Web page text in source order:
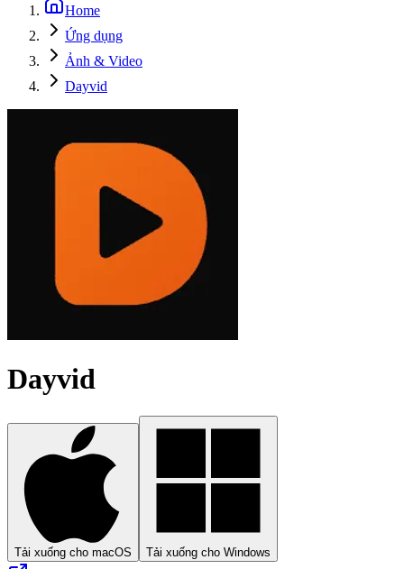
Home
Ứng dụng
Ảnh & Video
Dayvid
Dayvid
Tải xuống cho macOS Tải xuống cho Windows